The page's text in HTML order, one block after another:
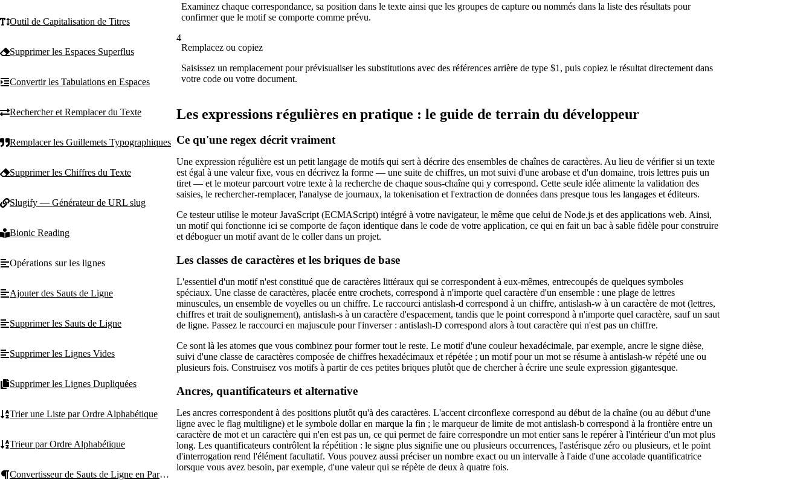
Outil de Capitalisation de Titres
Supprimer les Espaces Superflus
Convertir les Tabulations en Espaces
Rechercher et Remplacer du Texte
Remplacer les Guillemets Typographiques
Supprimer les Chiffres du Texte
Slugify — Générateur de URL slug
Bionic Reading
Opérations sur les lignes
Ajouter des Sauts de Ligne
Supprimer les Sauts de Ligne
Supprimer les Lignes Vides
Supprimer les Lignes Dupliquées
Trier une Liste par Ordre Alphabétique
Trieur par Ordre Alphabétique
Convertisseur de Sauts de Ligne en Paragraphes
Examinez chaque correspondance, sa position dans le texte ainsi que les groupes de capture ou nommés dans la liste des résultats pour
confirmer que le motif se comporte comme prévu.
4
Remplacez ou copiez
Saisissez un remplacement pour prévisualiser les substitutions avec des références arrière de type $1, puis copiez le résultat directement dans
votre code ou votre document.
Les expressions régulières en pratique : le guide de terrain du développeur
Ce qu'une regex décrit vraiment
Une expression régulière est un petit langage de motifs qui sert à décrire des ensembles de chaînes de caractères. Au lieu de vérifier si un texte
est égal à une valeur fixe, vous en décrivez la forme — une suite de chiffres, un mot suivi d'une arobase et d'un domaine, trois lettres puis un
tiret — et le moteur parcourt votre texte à la recherche de chaque sous-chaîne qui y correspond. Cette seule idée alimente la validation des
saisies, le rechercher-remplacer, l'analyse de journaux, la tokenisation et l'extraction de données dans presque tous les langages et éditeurs.
Ce testeur utilise le moteur JavaScript (ECMAScript) intégré à votre navigateur, le même que celui de Node.js et des applications web. Ainsi,
un motif qui fonctionne ici se comporte de façon identique dans le code de votre application, ce qui en fait un bac à sable fidèle pour construire
et déboguer un motif avant de le coller dans un projet.
Les classes de caractères et les briques de base
L'essentiel d'un motif n'est constitué que de caractères littéraux qui se correspondent à eux-mêmes, entrecoupés de quelques symboles
spéciaux. Une classe de caractères, placée entre crochets, correspond à n'importe quel caractère d'un ensemble : une plage de lettres
minuscules, un ensemble de voyelles ou un chiffre. Le raccourci antislash-d correspond à un chiffre, antislash-w à un caractère de mot (lettres,
chiffres et trait de soulignement), antislash-s à un caractère d'espacement, tandis que le point correspond à n'importe quel caractère, sauf un saut
de ligne. Passez le raccourci en majuscule pour l'inverser : antislash-D correspond alors à tout caractère qui n'est pas un chiffre.
Ce sont là les atomes que vous combinez pour former tout le reste. Le motif d'une couleur hexadécimale, par exemple, ancre le signe dièse,
suivi d'une classe de caractères composée de chiffres hexadécimaux et répétée ; un motif pour un mot se résume à antislash-w répété une ou
plusieurs fois. Construisez vos motifs à partir de ces petites briques plutôt que de chercher à écrire une seule expression gigantesque.
Ancres, quantificateurs et alternative
Les ancres correspondent à des positions plutôt qu'à des caractères. L'accent circonflexe correspond au début de la chaîne (ou au début d'une
ligne avec le flag multiligne) et le symbole dollar en marque la fin ; le marqueur de limite de mot antislash-b correspond à la frontière entre un
caractère de mot et un caractère qui n'en est pas un, ce qui permet de faire correspondre un mot entier sans le repérer à l'intérieur d'un mot plus
long. Les quantificateurs contrôlent la répétition : le signe plus signifie une ou plusieurs occurrences, l'astérisque zéro ou plusieurs, et le point
d'interrogation rend l'élément facultatif. Vous pouvez aussi préciser un nombre exact ou un intervalle à l'aide d'une accolade quantificatrice
lorsque vous avez besoin, par exemple, d'une valeur qui se répète de deux à quatre fois.